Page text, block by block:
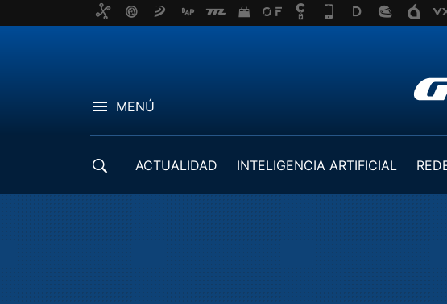
MENÚ
ACTUALIDAD INTELIGENCIA ARTIFICIAL